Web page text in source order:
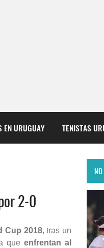
EN URUGUAY TENISTAS
2-0
Cup 2018, tras un
queenfrentan al
NO